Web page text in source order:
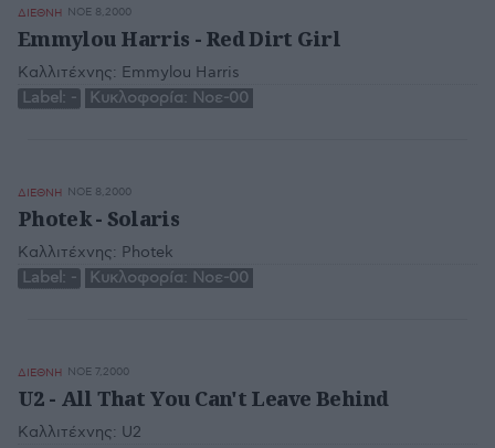
ΔΙΕΘΝΗ ΝΟΕ 8,2000
Emmylou Harris - Red Dirt Girl
Καλλιτέχνης: Emmylou Harris
Label: - Κυκλοφορία: Νοε-00
ΔΙΕΘΝΗ ΝΟΕ 8,2000
Photek - Solaris
Καλλιτέχνης: Photek
Label: - Κυκλοφορία: Νοε-00
ΔΙΕΘΝΗ ΝΟΕ 7,2000
U2 - All That You Can't Leave Behind
Καλλιτέχνης: U2